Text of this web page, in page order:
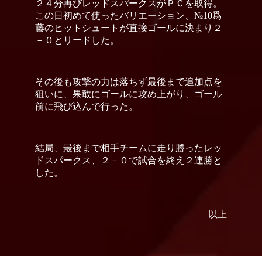
２４分再びレッドスパークスがＰＣを取得。
この日初めて使ったバリエーション、№10爲
藤のヒットシュートが直接ゴールに決まり２
－０とリードした。
その後も攻撃の力は落ちず最後まで追加点を
狙いに、果敢にゴールに攻め上がり、ゴール
前に飛び込んで行った。
結局、最後まで相手チームに走り勝ったレッ
ドスパークス、２－０で試合を終え２連勝と
した。
以上